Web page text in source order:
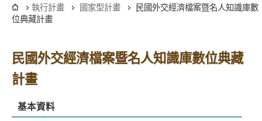
執行計畫 國家型計畫
民國外交經濟檔案暨名人知識庫數
位典藏計畫
民國外交經濟檔案暨名人知識庫數位典藏
計畫
基本資料